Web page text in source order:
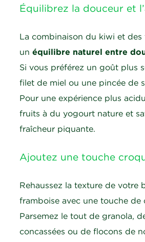
Équilibrez la douceur et
La combinaison du kiwi et
un équilibre naturel entre
Si vous préférez un goût plus
filet de miel ou une pincée de
Pour une expérience plus
fruits à du yogourt nature et
fraîcheur piquante.
Ajoutez une touche
Rehaussez la texture de votre
framboise avec une touche de
Parsemez le tout de granola,
concassées ou de flocons de